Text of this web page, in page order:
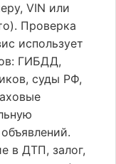
VIN или
Проверка
использует
ГИБДД,
суды РФ,
в ДТП, залог,